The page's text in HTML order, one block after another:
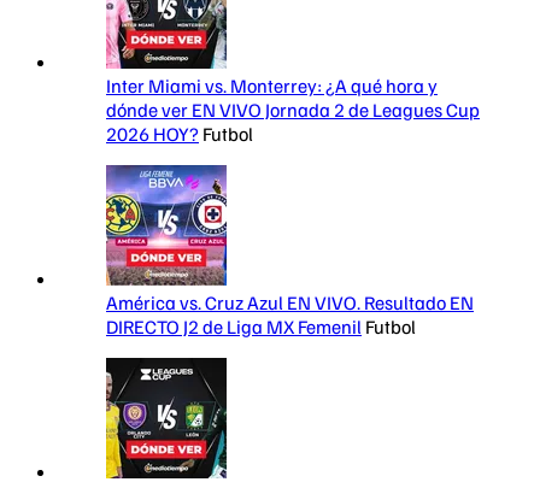
Inter Miami vs. Monterrey: ¿A qué hora y
dónde ver EN VIVO Jornada 2 de Leagues Cup
2026 HOY? Futbol
América vs. Cruz Azul EN VIVO. Resultado EN
DIRECTO J2 de Liga MX Femenil Futbol